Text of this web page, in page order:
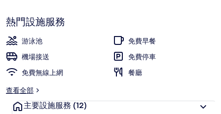
熱門設施服務
游泳池
免費早餐
機場接送
免費停車
免費無線上網
餐廳
查看全部
主要設施服務 (12)